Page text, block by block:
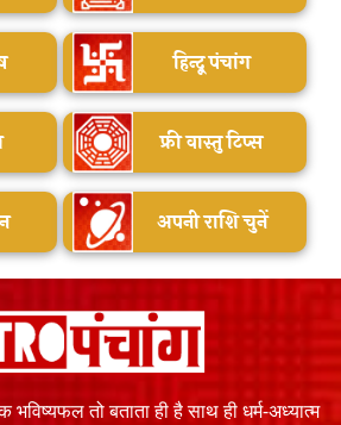
हिन्दू पंचांग
फ्री वास्तु टिप्स
अपनी राशि चुनें
तो बताता ही है साथ ही धर्म-अध्यात्म